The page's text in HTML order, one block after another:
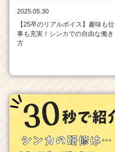
ャ
h
e
e
r
a
2025.05.30
【25卒のリアルボイス】趣味も仕
事も充実！シンカでの自由な働き
方